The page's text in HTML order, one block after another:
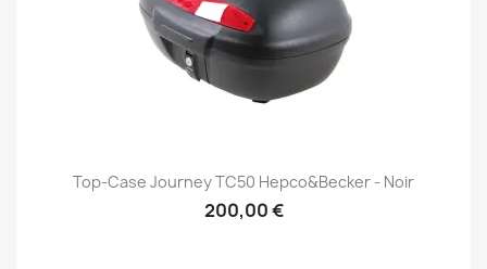
Top-Case Journey TC50 Hepco&Becker - Noir
200,00 €